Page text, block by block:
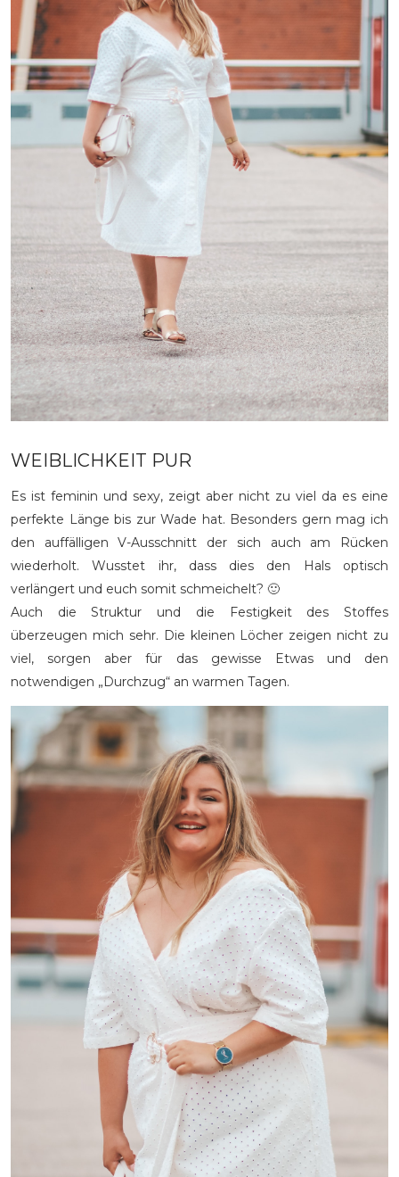
WEIBLICHKEIT PUR
Es ist feminin und sexy, zeigt aber nicht zu viel da es eine
perfekte Länge bis zur Wade hat. Besonders gern mag ich
den auffälligen V-Ausschnitt der sich auch am Rücken
wiederholt. Wusstet ihr, dass dies den Hals optisch
verlängert und euch somit schmeichelt? 🙂
Auch die Struktur und die Festigkeit des Stoffes
überzeugen mich sehr. Die kleinen Löcher zeigen nicht zu
viel, sorgen aber für das gewisse Etwas und den
notwendigen „Durchzug“ an warmen Tagen.